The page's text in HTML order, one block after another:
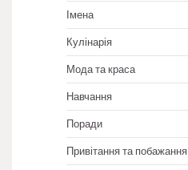
Імена
Кулінарія
Мода та краса
Навчання
Поради
Привітання та побажання